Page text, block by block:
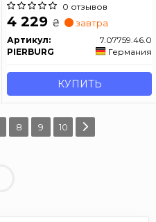
0 отзывов
4 229 ₴ завтра
Артикул:
7.07759.46.0
PIERBURG
Германия
КУПИТЬ
8 9 10